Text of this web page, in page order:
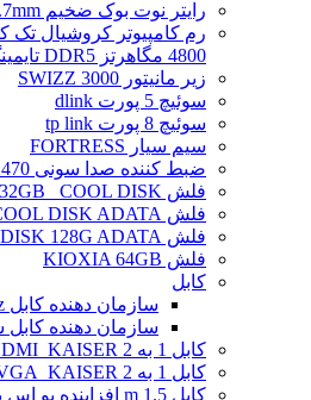
رایتر نوت بوک ضخیم DVD RW 12.7mm
4800 مگاهرتز DDR5 تایمینگ CL40 حافظه 8 گیگابایت
زیر مانیتور SWIZZ 3000
سوئیچ 5 پورت dlink
سوئیچ 8 پورت tp link
سیم سیار FORTRESS
ضبط کننده صدا سونی ICD-PX470
فلش 32GB _COOL DISK
فلش 64GB _COOL DISK ADATA
فلش COOLDISK 128G ADATA
فلش KIOXIA 64GB
کابل
سازمان دهنده کابل swizz
سازمان دهنده
کابل 1 به 2 HDMI_KAISER
کابل 1 به 2 VGA_KAISER
کابل 1.5 m افزاینده یو اس بی swIZZ